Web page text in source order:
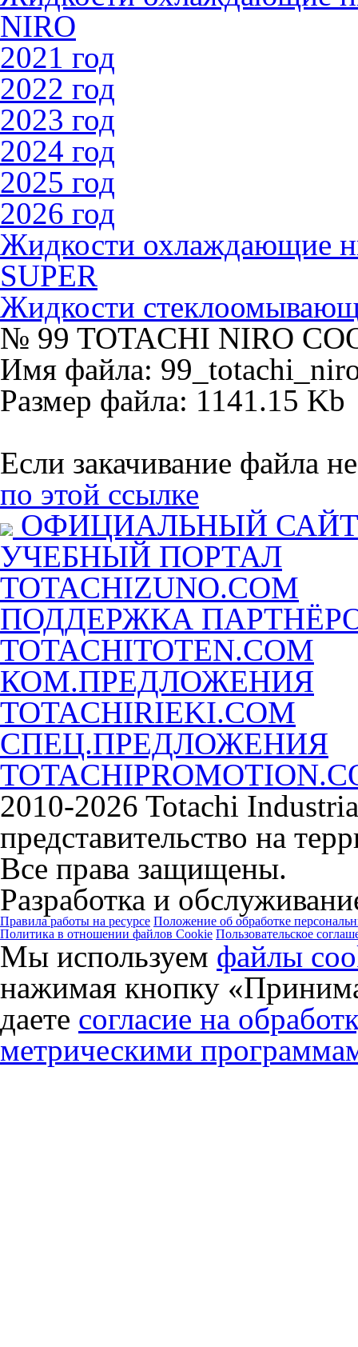
NIRO
2021 год
2022 год
2023 год
2024 год
2025 год
2026 год
Жидкости охлаждающие
SUPER
Жидкости
№ 99 TOTACHI NIRO
Имя файла:
Размер файла: 1141.15 Kb
Если закачивание файла
по этой ссылке
ОФИЦИАЛЬНЫЙ
УЧЕБНЫЙ ПОРТАЛ
TOTACHIZUNO.COM
ПОДДЕРЖКА
TOTACHITOTEN.COM
КОМ.ПРЕДЛОЖЕНИЯ
TOTACHIRIEKI.COM
СПЕЦ.ПРЕДЛОЖЕНИЯ
2010-2026 Totachi
представительство на
Все права защищены.
Разработка и
Правила работы на ресурсе Положение об обработке
Политика в отношении файлов Cookie Пользовательское
Мы используем файлы
нажимая кнопку
даете согласие на
метрическими